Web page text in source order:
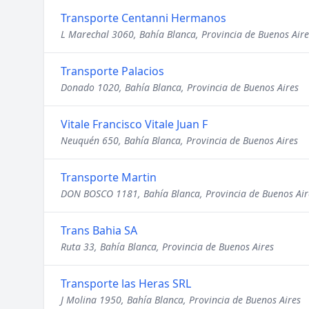
Transporte Centanni Hermanos
L Marechal 3060, Bahía Blanca, Provincia de Buenos
Transporte Palacios
Donado 1020, Bahía Blanca, Provincia de Buenos Aires
Vitale Francisco Vitale Juan F
Neuquén 650, Bahía Blanca, Provincia de Buenos Aires
Transporte Martin
DON BOSCO 1181, Bahía Blanca, Provincia de Buenos
Trans Bahia SA
Ruta 33, Bahía Blanca, Provincia de Buenos Aires
Transporte las Heras SRL
J Molina 1950, Bahía Blanca, Provincia de Buenos Aires